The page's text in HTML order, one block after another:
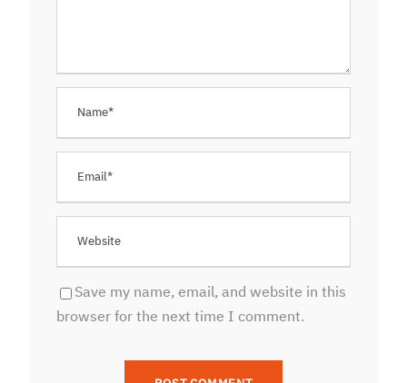
Save my name, email, and website in this
browser for the next time I comment.